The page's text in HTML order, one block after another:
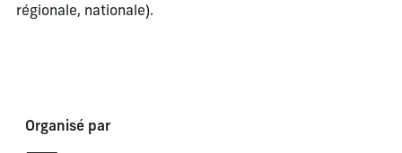
régionale, nationale).
Organisé par